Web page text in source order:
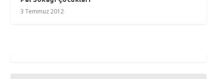
3 Temmuz 2012